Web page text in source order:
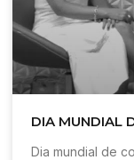
DIA MUNDIAL
Dia mundial de